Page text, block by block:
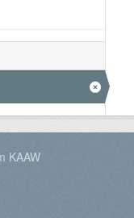
KAAW